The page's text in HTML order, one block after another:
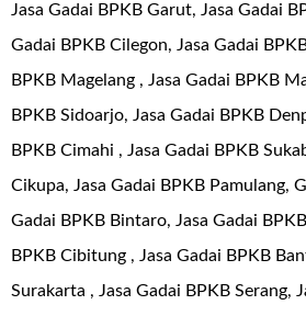
Jasa Gadai BPKB Garut, Jasa Gadai
Gadai BPKB Cilegon, Jasa Gadai
BPKB Magelang , Jasa Gadai BPKB
BPKB Sidoarjo, Jasa Gadai BPKB
BPKB Cimahi , Jasa Gadai BPKB
Cikupa, Jasa Gadai BPKB Pamulang,
Gadai BPKB Bintaro, Jasa Gadai
BPKB Cibitung , Jasa Gadai BPKB
Surakarta , Jasa Gadai BPKB Serang,